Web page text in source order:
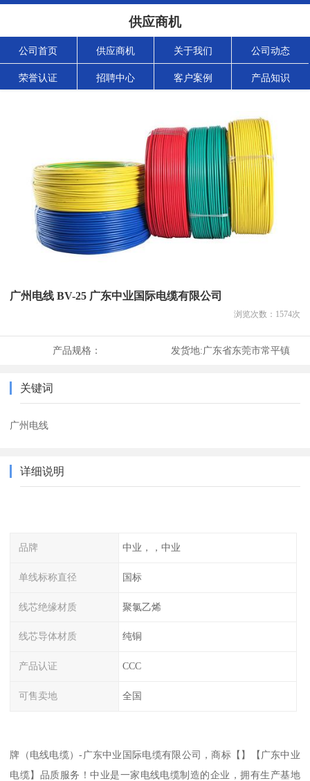
供应商机
公司首页 供应商机 关于我们 公司动态
荣誉认证 招聘中心 客户案例 产品知识
广州电线 BV-25 广东中业国际电缆有限公司
浏览次数： 1574次
产品规格： 发货地:广东省东莞市常平镇
关键词
广州电线
详细说明
品牌 中业，，中业
单线标称直径 国标
线芯绝缘材质 聚氯乙烯
线芯导体材质 纯铜
产品认证 CCC
可售卖地 全国
牌（电线电缆）-广东中业国际电缆有限公司，商标【】【广东中业
电缆】品质服务！中业是一家电线电缆制造的企业，拥有生产基地